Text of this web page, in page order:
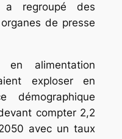
regroupé des
de presse
en alimentation
exploser en
démographique
compter 2,2
avec un taux